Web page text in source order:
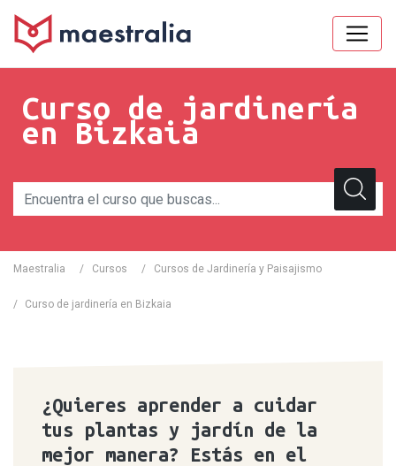
Curso de jardinería
en Bizkaia
Maestralia / Cursos / Cursos de Jardinería y Paisajismo
/ Curso de jardinería en Bizkaia
¿Quieres aprender a cuidar
tus plantas y jardín de la
mejor manera? Estás en el